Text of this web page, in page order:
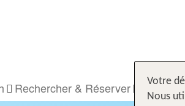
Rechercher & Réserver Voyages
Votre
Nous